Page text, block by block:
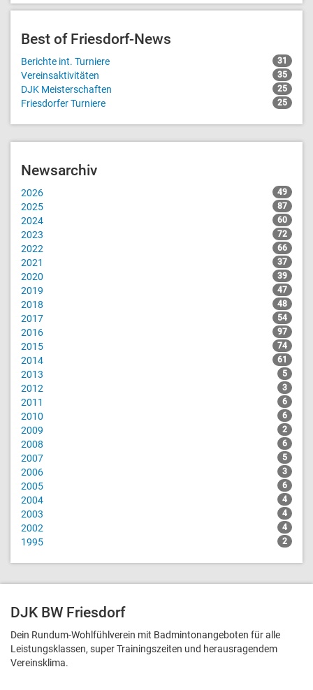
Best of Friesdorf-News
Berichte int. Turniere 31
Vereinsaktivitäten 35
DJK Meisterschaften 25
Friesdorfer Turniere 25
Newsarchiv
2026 49
2025 87
2024 60
2023 72
2022 66
2021 37
2020 39
2019 47
2018 48
2017 54
2016 97
2015 74
2014 61
2013 5
2012 3
2011 6
2010 6
2009 2
2008 6
2007 5
2006 3
2005 6
2004 4
2003 4
2002 4
1995 2
DJK BW Friesdorf
Dein Rundum-Wohlfühlverein mit Badmintonangeboten für alle
Leistungsklassen, super Trainingszeiten und heraus­ragendem
Vereinsklima.